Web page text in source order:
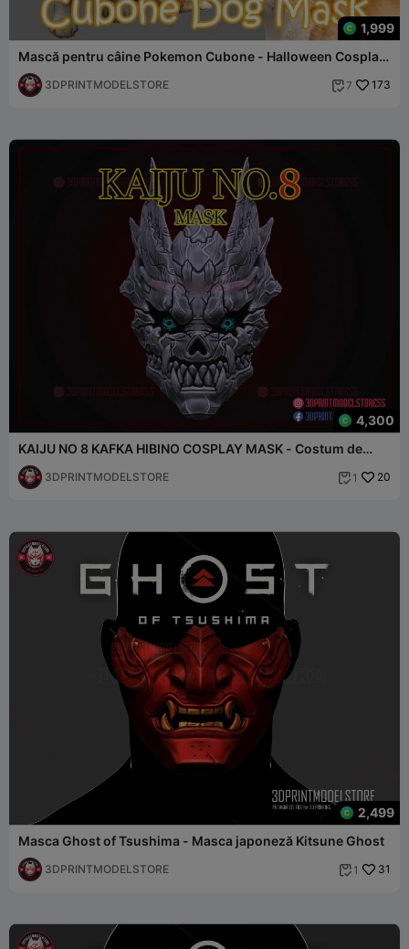
1,999
Mască pentru câine Pokemon Cubone - Halloween Cosplay
- Mască pentru animale de companie
3DPRINTMODELSTORE  7 173
4,300
KAIJU NO 8 KAFKA HIBINO COSPLAY MASK - Costum de
Halloween
3DPRINTMODELSTORE  1 20
2,499
Masca Ghost of Tsushima - Masca japoneză Kitsune Ghost
3DPRINTMODELSTORE  1 31